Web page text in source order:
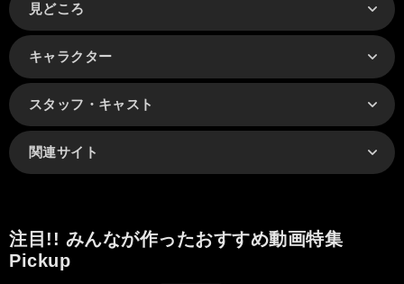
見どころ
キャラクター
スタッフ・キャスト
関連サイト
注目!! みんなが作ったおすすめ動画特集
Pickup